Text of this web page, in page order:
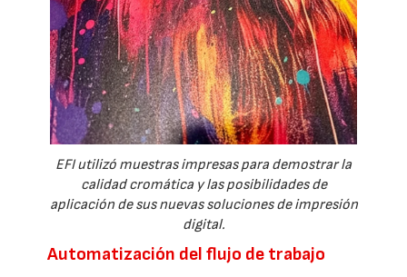
EFI utilizó muestras impresas para demostrar la
calidad cromática y las posibilidades de
aplicación de sus nuevas soluciones de impresión
digital.
Automatización del flujo de trabajo